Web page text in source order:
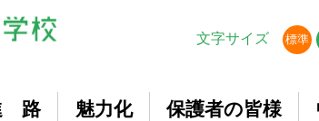
文字サイズ
標準
路 魅力化 保護者の皆様